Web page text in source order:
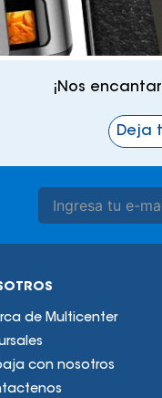
¡Nos
Deja
de Multicenter
con nosotros